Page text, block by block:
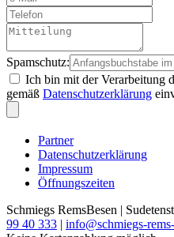
Spamschutz:
Ich bin mit der Verarbeitung
gemäß Datenschutzerklärung
Partner
Datenschutzerklärung
Impressum
Öffnungszeiten
Schmiegs RemsBesen |
99 40 333 | info@schmiegs-